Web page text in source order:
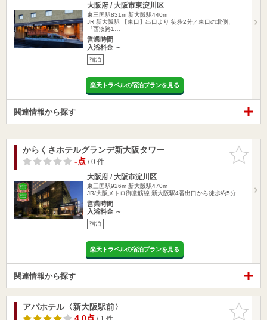
大阪府 / 大阪市東淀川区
東三国駅831m 新大阪駅440m
JR 新大阪駅 【東口】出口より 徒歩2分／東口の北側、
『西淡路1…
営業時間
入浴料金 ～
宿泊
楽天トラベルの宿泊プランを見る
関連情報から探す
お気に入
りに追加
からくさホテルグランデ新大阪タワー
-点/ 0 件
大阪府 / 大阪市淀川区
東三国駅926m 新大阪駅470m
JR/大阪メトロ御堂筋線 新大阪駅4番出口から徒歩約5分
営業時間
入浴料金 ～
宿泊
楽天トラベルの宿泊プランを見る
関連情報から探す
お気に入
りに追加
アパホテル〈新大阪駅前〉